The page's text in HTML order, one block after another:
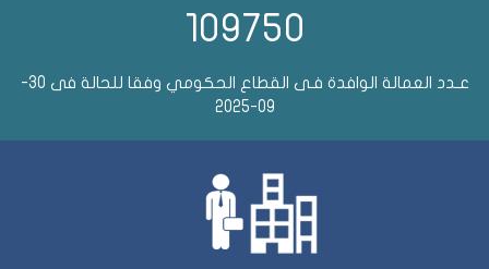
109750
عـدد العمالة الوافدة فـى القطاع الحكومي وفقا للحالة فى 30-
09-2025